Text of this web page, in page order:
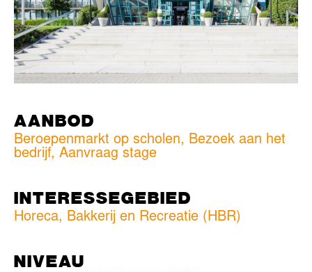
AANBOD
Beroepenmarkt op scholen, Bezoek aan het
bedrijf, Aanvraag stage
INTERESSEGEBIED
Horeca, Bakkerij en Recreatie (HBR)
NIVEAU